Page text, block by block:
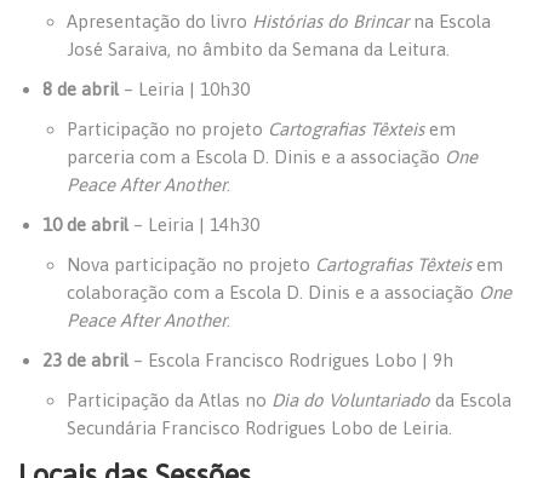
Apresentação do livro Histórias do Brincarna Escola
José Saraiva, no âmbito da Semana da Leitura.
8 de abril – Leiria | 10h30
Participação no projeto Cartografias Têxteisem
parceria com a Escola D. Dinis e a associação One
Peace After Another.
10 de abril – Leiria | 14h30
Nova participação no projeto Cartografias Têxteisem
colaboração com a Escola D. Dinis e a associação One
Peace After Another.
23 de abril – Escola Francisco Rodrigues Lobo | 9h
Participação da Atlas no Dia do Voluntariado da Escola
Secundária Francisco Rodrigues Lobo de Leiria.